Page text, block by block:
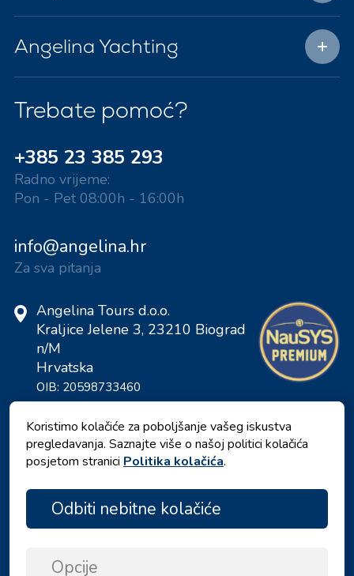
Angelina Yachting
Trebate pomoć?
+385 23 385 293
Radno vrijeme:
Pon - Pet 08:00h - 16:00h
info@angelina.hr
Za sva pitanja
Angelina Tours d.o.o.
Kraljice Jelene 3, 23210 Biograd
n/M
Hrvatska
OIB: 20598733460
ID: HR-AB-23-060130534, MB:
0650676
Koristimo kolačiće za poboljšanje vašeg iskustva
pregledavanja. Saznajte više o našoj politici kolačića
posjetom stranici Politika kolačića.
Odbiti nebitne kolačiće
Opcije